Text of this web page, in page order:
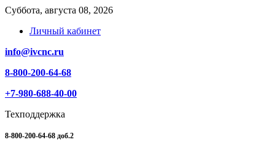
Суббота, августа 08, 2026
Личный кабинет
info@ivcnc.ru
8-800-200-64-68
+7-980-688-40-00
Техподдержка
8-800-200-64-68 доб.2